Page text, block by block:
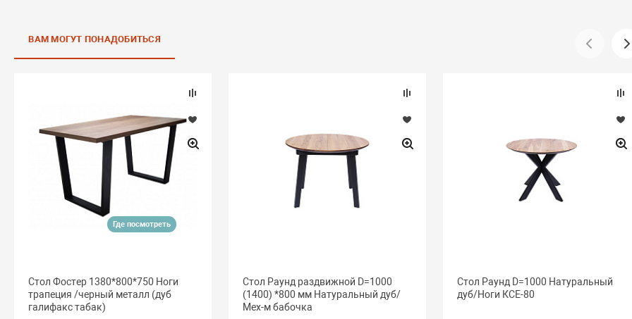
ВАМ МОГУТ ПОНАДОБИТЬСЯ
Где посмотреть
Стол Фостер 1380*800*750 Ноги
трапеция /черный металл (дуб
галифакс табак)
Стол Раунд раздвижной D=1000
(1400) *800 мм Натуральный дуб/
Мех-м бабочка
Стол Раунд D=1000 Натуральный
дуб/Ноги КСЕ-80